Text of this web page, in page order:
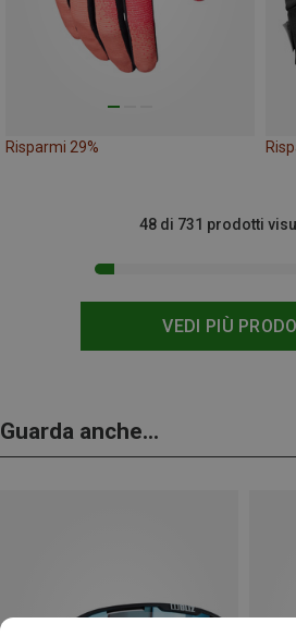
Risparmi 29%
VEDI PIÙ
48 di 731 prodotti
Guarda anche...